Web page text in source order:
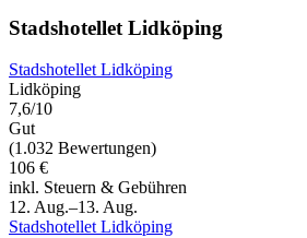
Stadshotellet Lidköping
Stadshotellet Lidköping
Lidköping
7,6/10
Gut
(1.032 Bewertungen)
106 €
inkl. Steuern & Gebühren
12. Aug.–13. Aug.
Stadshotellet Lidköping